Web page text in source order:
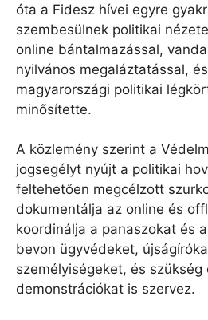
óta a Fidesz hívei egyre
szembesülnek politikai
online bántalmazással,
nyilvános megaláztatással,
magyarországi politikai
minősítette.
A közlemény szerint a
jogsegélyt nyújt a politikai
feltehetően megcélzott
dokumentálja az online és
koordinálja a panaszokat és
bevon ügyvédeket,
személyiségeket, és szükség
demonstrációkat is szervez.